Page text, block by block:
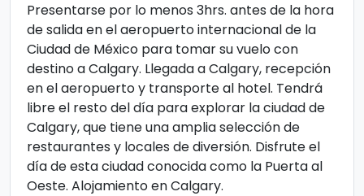
Presentarse por lo menos 3hrs. antes de la hora
de salida en el aeropuerto internacional de la
Ciudad de México para tomar su vuelo con
destino a Calgary. Llegada a Calgary, recepción
en el aeropuerto y transporte al hotel. Tendrá
libre el resto del día para explorar la ciudad de
Calgary, que tiene una amplia selección de
restaurantes y locales de diversión. Disfrute el
día de esta ciudad conocida como la Puerta al
Oeste. Alojamiento en Calgary.